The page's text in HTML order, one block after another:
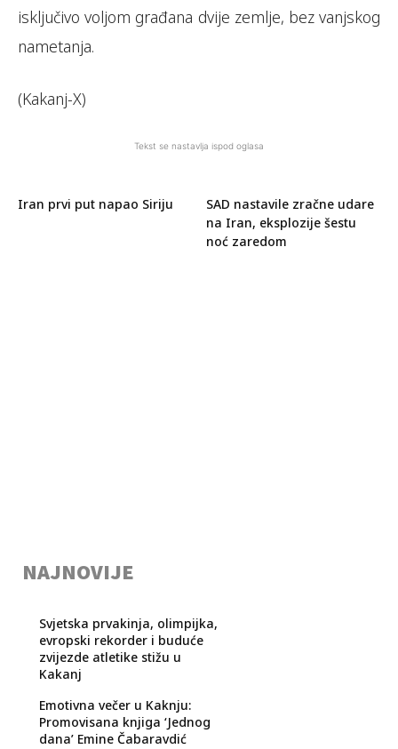
isključivo voljom građana dvije zemlje, bez vanjskog
nametanja.
(Kakanj-X)
Tekst se nastavlja ispod oglasa
Iran prvi put napao Siriju
SAD nastavile zračne udare
na Iran, eksplozije šestu
noć zaredom
NAJNOVIJE
Svjetska prvakinja, olimpijka,
evropski rekorder i buduće
zvijezde atletike stižu u
Kakanj
Emotivna večer u Kaknju:
Promovisana knjiga ‘Jednog
dana’ Emine Čabaravdić